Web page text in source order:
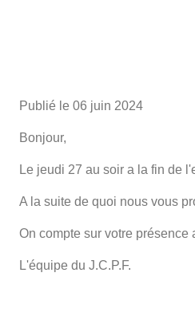
Publié le 06 juin 2024
Bonjour,
Le jeudi 27 au soir a la fin de
A la suite de quoi nous vous
On compte sur votre présence
L'équipe du J.C.P.F.